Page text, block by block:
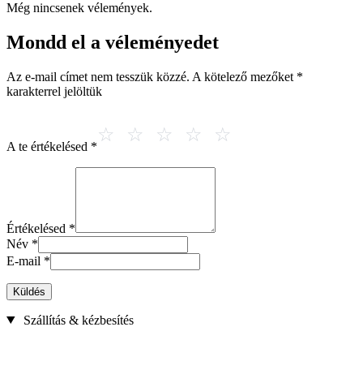
Még nincsenek vélemények.
Mondd el a véleményedet
Az e-mail címet nem tesszük közzé. A kötelező mezőket *
karakterrel jelöltük
A te értékelésed *
Értékelésed *
Név *
E-mail *
Küldés
Szállítás & kézbesítés